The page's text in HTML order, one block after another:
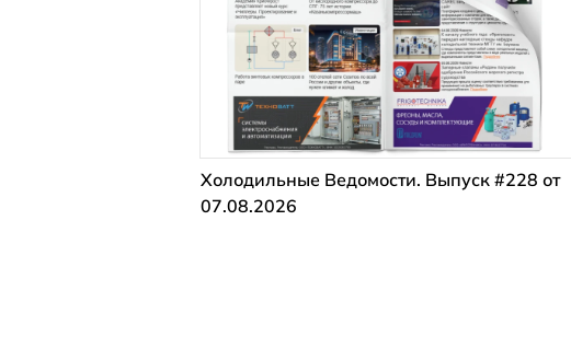
Холодильные Ведомости. Выпуск #228 от
07.08.2026